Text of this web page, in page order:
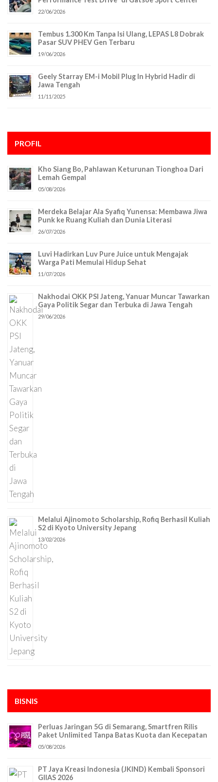
22/06/2026
Tembus 1.300 Km Tanpa Isi Ulang, LEPAS L8 Dobrak
Pasar SUV PHEV Gen Terbaru
19/06/2026
Geely Starray EM-i Mobil Plug In Hybrid Hadir di
Jawa Tengah
11/11/2025
PROFIL
Kho Siang Bo, Pahlawan Keturunan Tionghoa Dari
Lemah Gempal
05/08/2026
Merdeka Belajar Ala Syafiq Yunensa: Membawa Jiwa
Punk ke Ruang Kuliah dan Dunia Literasi
26/07/2026
Luvi Hadirkan Luv Pure Juice untuk Mengajak
Warga Pati Memulai Hidup Sehat
11/07/2026
Nakhodai OKK PSI Jateng, Yanuar Muncar Tawarkan
Gaya Politik Segar dan Terbuka di Jawa Tengah
29/06/2026
Melalui Ajinomoto Scholarship, Rofiq Berhasil Kuliah
S2 di Kyoto University Jepang
13/02/2026
BISNIS
Perluas Jaringan 5G di Semarang, Smartfren Rilis
Paket Unlimited Tanpa Batas Kuota dan Kecepatan
05/08/2026
PT Jaya Kreasi Indonesia (JKIND) Kembali Sponsori
GIIAS 2026